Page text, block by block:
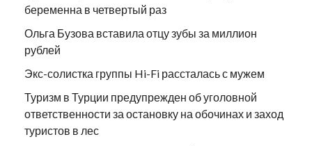
беременна в четвертый раз
Ольга Бузова вставила отцу зубы за миллион
рублей
Экс-солистка группы Hi-Fi рассталась с мужем
Туризм в Турции предупрежден об уголовной
ответственности за остановку на обочинах и заход
туристов в лес